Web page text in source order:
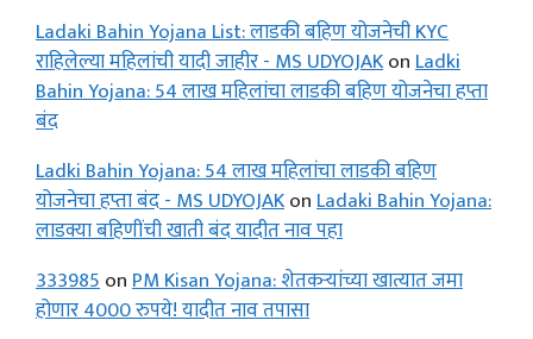
Ladaki Bahin Yojana List: लाडकी बहिण योजनेची KYC
राहिलेल्या महिलांची यादी जाहीर - MS UDYOJAKonLadki
Bahin Yojana: 54 लाख महिलांचा लाडकी बहिण योजनेचा हप्ता
बंद
Ladki Bahin Yojana: 54 लाख महिलांचा लाडकी बहिण
योजनेचा हप्ता बंद - MS UDYOJAKonLadaki Bahin Yojana:
लाडक्या बहिणींची खाती बंद यादीत नाव पहा
333985onPM Kisan Yojana: शेतकऱ्यांच्या खात्यात जमा
होणार 4000 रुपये! यादीत नाव तपासा